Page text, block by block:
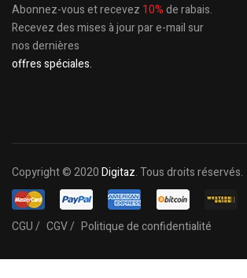
Abonnez-vous et recevez 10%de rabais.
Recevez des mises à jour par e-mail sur
nos dernières
offres spéciales.
Copyright © 2020Digitaz. Tous droits réservés.
CGU / CGV / Politique de confidentialité